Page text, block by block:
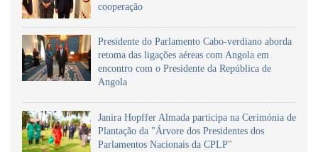
cooperação
Presidente do Parlamento Cabo-verdiano aborda
retoma das ligações aéreas com Angola em
encontro com o Presidente da República de
Angola
Janira Hopffer Almada participa na Cerimónia de
Plantação da "Árvore dos Presidentes dos
Parlamentos Nacionais da CPLP"